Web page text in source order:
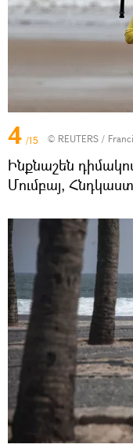
4 /15 © REUTERS /
Ինքնաշեն
Մումբայ,